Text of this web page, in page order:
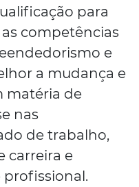
para
competências
e
a mudança e
matéria de
nas
de trabalho,
carreira e